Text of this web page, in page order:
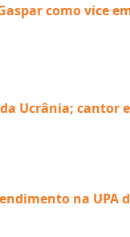
como vice
Ucrânia; cantor
na UPA